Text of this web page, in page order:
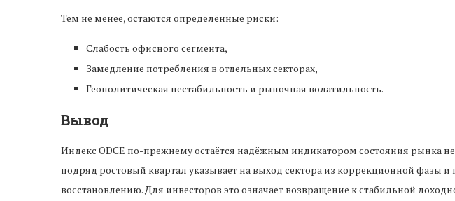
Тем не менее, остаются определённые риски:
Слабость офисного сегмента,
Замедление потребления в отдельных секторах,
Геополитическая нестабильность и рыночная волатильность.
Вывод
Индекс ODCE по-прежнему остаётся надёжным индикатором состояния рынка
подряд ростовый квартал указывает на выход сектора из коррекционной фазы и
восстановлению. Для инвесторов это означает возвращение к стабильной